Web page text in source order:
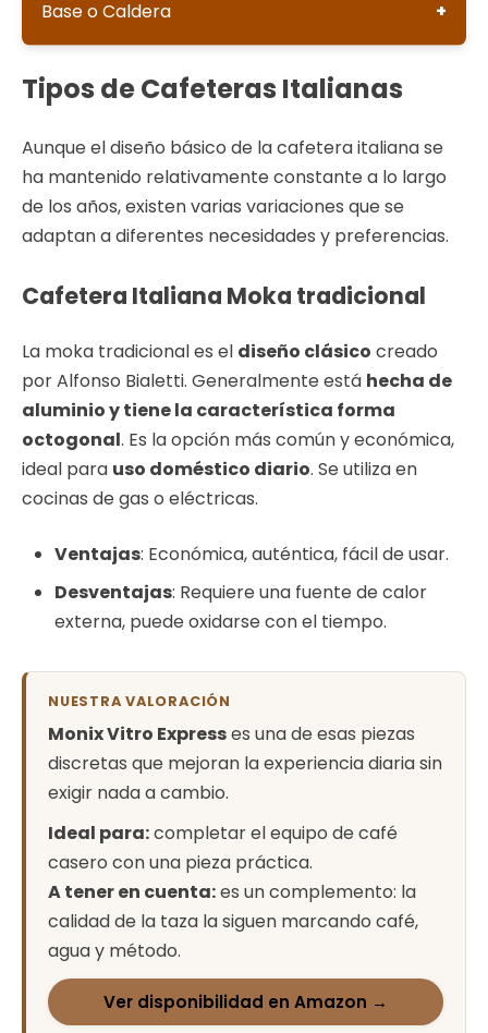
molido en el filtro.
agujeros que se coloca en la parte superior de
la base. Su función es contener el café molido y
permitir que el agua caliente pase a través de
él, extrayendo los sabores y aromas del café.
Base o Caldera
parte inferior de la cafetera italiana. Es donde
la presión necesaria para impulsar el café
hacia arriba. Normalmente está hecha de
aluminio o acero inoxidable y tiene una válvula
de seguridad para liberar el exceso de presión
Tipos de Cafeteras Italianas
Aunque el diseño básico de la cafetera italiana se
ha mantenido relativamente constante a lo largo
de los años, existen varias variaciones que se
adaptan a diferentes necesidades y preferencias.
Cafetera Italiana Moka tradicional
La moka tradicional es el diseño clásico creado
por Alfonso Bialetti. Generalmente está hecha de
aluminio y tiene la característica forma
octogonal. Es la opción más común y económica,
ideal para uso doméstico diario. Se utiliza en
cocinas de gas o eléctricas.
Ventajas: Económica, auténtica, fácil de usar.
Desventajas: Requiere una fuente de calor
externa, puede oxidarse con el tiempo.
NUESTRA VALORACIÓN
Monix Vitro Expresses una de esas piezas
discretas que mejoran la experiencia diaria sin
exigir nada a cambio.
Ideal para:completar el equipo de café
casero con una pieza práctica.
A tener en cuenta:es un complemento: la
calidad de la taza la siguen marcando café,
agua y método.
Ver disponibilidad en Amazon →